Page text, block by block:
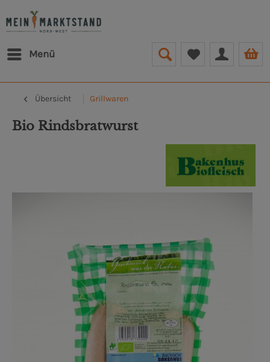
Menü
Übersicht Grillwaren
Bio Rindsbratwurst